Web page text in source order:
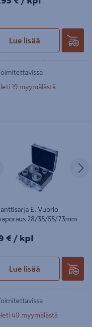
Lue lisää
19 myymälästä
E. Vuorio
28/35/55/73mm
kpl
€ / kpl
Lue lisää
40 myymälästä